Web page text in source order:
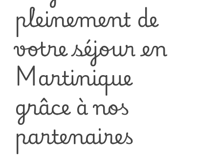
pleinement de
votre séjour en
Martinique
grâce à nos
partenaires